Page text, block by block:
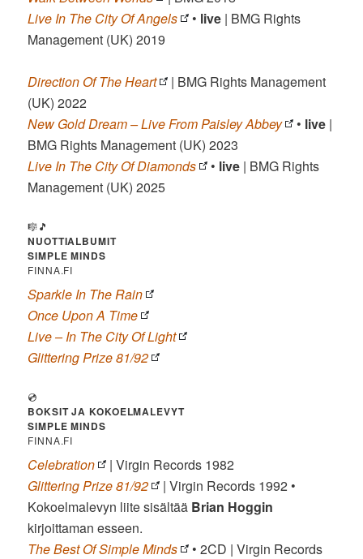
Live In The City Of Angels
• live | BMG Rights
Management (UK) 2019
Direction Of The Heart
| BMG Rights Management
(UK) 2022
New Gold Dream – Live From Paisley Abbey
• live |
BMG Rights Management (UK) 2023
Live In The City Of Diamonds
• live | BMG Rights
Management (UK) 2025
🎼🎵
NUOTTIALBUMIT
SIMPLE MINDS
FINNA.FI
Sparkle In The Rain
Once Upon A Time
Live – In The City Of Light
Glittering Prize 81/92
💿
BOKSIT JA KOKOELMALEVYT
SIMPLE MINDS
FINNA.FI
Celebration
| Virgin Records 1982
Glittering Prize 81/92
| Virgin Records 1992 •
Kokoelmalevyn liite sisältää Brian Hoggin
kirjoittaman esseen.
The Best Of Simple Minds
• 2CD | Virgin Records